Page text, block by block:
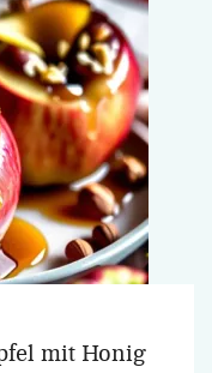
mit Honig